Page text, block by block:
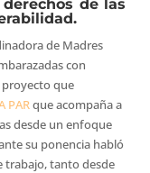
de las
de Madres
con
proyecto que
PARque acompaña a
desde un enfoque
su ponencia habló
trabajo, tanto desde